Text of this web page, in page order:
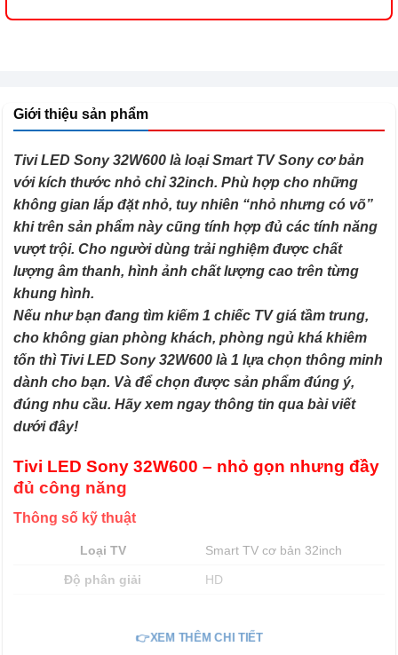
Giới thiệu sản phẩm
Tivi LED Sony 32W600 là loại Smart TV Sony cơ bản
với kích thước nhỏ chỉ 32inch. Phù hợp cho những
không gian lắp đặt nhỏ, tuy nhiên “nhỏ nhưng có võ”
khi trên sản phẩm này cũng tính hợp đủ các tính năng
vượt trội. Cho người dùng trải nghiệm được chất
lượng âm thanh, hình ảnh chất lượng cao trên từng
khung hình.
Nếu như bạn đang tìm kiếm 1 chiếc TV giá tầm trung,
cho không gian phòng khách, phòng ngủ khá khiêm
tốn thì Tivi LED Sony 32W600 là 1 lựa chọn thông minh
dành cho bạn. Và để chọn được sản phẩm đúng ý,
đúng nhu cầu. Hãy xem ngay thông tin qua bài viết
dưới đây!
Tivi LED Sony 32W600 – nhỏ gọn nhưng đầy
đủ công năng
Thông số kỹ thuật
Loại TV Smart TV cơ bản 32inch
Độ phân giải HD
👉XEM THÊM CHI TIẾT